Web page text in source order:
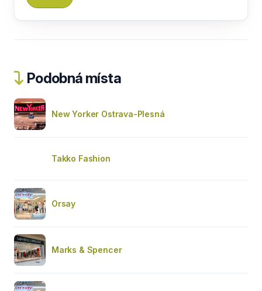
Podobná místa
New Yorker Ostrava-Plesná
Takko Fashion
Orsay
Marks & Spencer